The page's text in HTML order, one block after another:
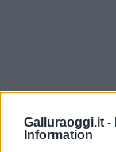
Galluraoggi.it -
Information